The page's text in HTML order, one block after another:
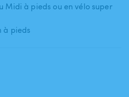
Midi à pieds ou en vélo super
à pieds